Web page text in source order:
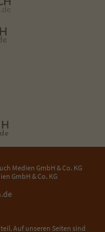
Medien GmbH & Co. KG
GmbH & Co. KG
Auf unseren Seiten sind